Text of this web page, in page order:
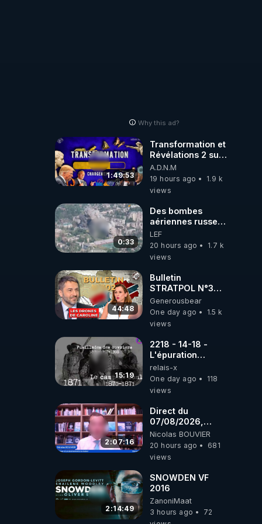
Why this ad?
1:49:53
Transformation et
Révélations 2 sur
2 - live du
07/08/26
A.D.N.M
19 hours ago
1.9 k
views
0:33
Des bombes
aériennes russes
anéantissent les
centres de
contrôle de
brigades
ukrainienne
LEF
20 hours ago
1.7 k
views
44:48
Bulletin
STRATPOL N°302.
Armée des
drones, MS-21 en
série, missiles
07.08.2026.
Generousbear
One day ago
1.5 k
views
15:19
2218 - 14-18 -
L'épuration
républicaine
organisée par les
frères de la
relais-x
One day ago
118
views
2:07:16
Direct du
07/08/2026,
présenté par
Nicolas BOUVIER
Nicolas BOUVIER
20 hours ago
681
views
2:14:49
SNOWDEN VF
2016
ZanoniMaat
3 hours ago
72